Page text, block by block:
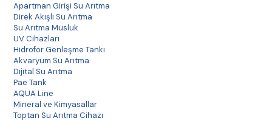
Apartman Girişi Su Arıtma
Direk Akışlı Su Arıtma
Su Arıtma Musluk
UV Cihazları
Hidrofor Genleşme Tankı
Akvaryum Su Arıtma
Dijital Su Arıtma
Pae Tank
AQUA Line
Mineral ve Kimyasallar
Toptan Su Arıtma Cihazı